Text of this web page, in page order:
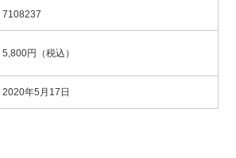
7108237
5,800円（税込）
2020年5月17日